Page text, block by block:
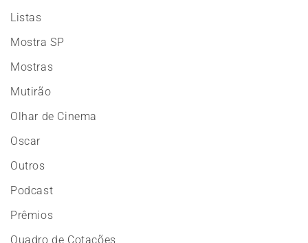
Listas
Mostra SP
Mostras
Mutirão
Olhar de Cinema
Oscar
Outros
Podcast
Prêmios
Quadro de Cotações